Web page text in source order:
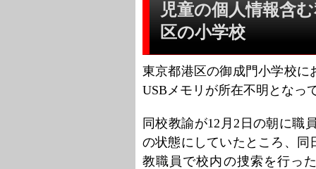
児童の個人情報含
区の小学校
東京都港区の御成門小学校に
USBメモリが所在不明となっ
同校教諭が12月2日の朝に職
の状態にしていたところ、同
教職員で校内の捜索を行っ